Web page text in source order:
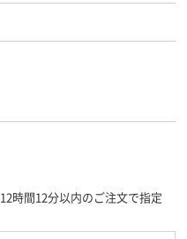
12時間12分以内のご注文で指定